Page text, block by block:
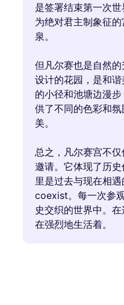
是签署结束第一次
为绝对君主制象征
泉。
但凡尔赛也是自然
设计的花园，是和
的小径和池塘边漫
供了不同的色彩和
美。
总之，凡尔赛宫不
邀请。它体现了历
里是过去与现在相
coexist。每一次参
史交织的世界中。
在强烈地生活着。